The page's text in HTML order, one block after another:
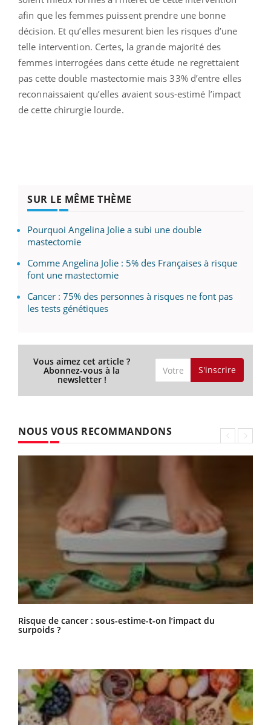
afin que les femmes puissent prendre une bonne
décision. Et qu’elles mesurent bien les risques d’une
telle intervention. Certes, la grande majorité des
femmes interrogées dans cette étude ne regrettaient
pas cette double mastectomie mais 33% d’entre elles
reconnaissaient qu’elles avaient sous-estimé l’impact
de cette chirurgie lourde.
SUR LE MÊME THÈME
Pourquoi Angelina Jolie a subi une double
mastectomie
Comme Angelina Jolie : 5% des Françaises à risque
font une mastectomie
Cancer : 75% des personnes à risques ne font pas
les tests génétiques
Vous aimez cet article ?
Abonnez-vous à la
newsletter !
S'inscrire
NOUS VOUS RECOMMANDONS
Risque de cancer : sous-estime-t-on l’impact du
surpoids ?